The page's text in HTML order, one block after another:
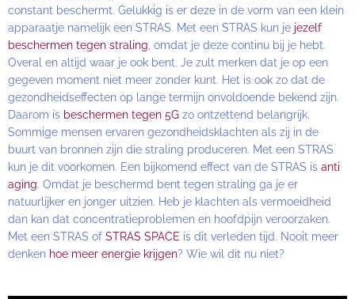
constant beschermt. Gelukkig is er deze in de vorm van een klein
apparaatje namelijk een STRAS. Met een STRAS kun je jezelf
beschermen tegen straling , omdat je deze continu bij je hebt.
Overal en altijd waar je ook bent. Je zult merken dat je op een
gegeven moment niet meer zonder kunt. Het is ook zo dat de
gezondheidseffecten op lange termijn onvoldoende bekend zijn.
Daarom is beschermen tegen 5G zo ontzettend belangrijk.
Sommige mensen ervaren gezondheidsklachten als zij in de
buurt van bronnen zijn die straling produceren. Met een STRAS
kun je dit voorkomen. Een bijkomend effect van de STRAS is anti
aging. Omdat je beschermd bent tegen straling ga je er
natuurlijker en jonger uitzien. Heb je klachten als vermoeidheid
dan kan dat concentratieproblemen en hoofdpijn veroorzaken.
Met een STRAS of STRAS SPACE is dit verleden tijd. Nooit meer
denken hoe meer energie krijgen? Wie wil dit nu niet?